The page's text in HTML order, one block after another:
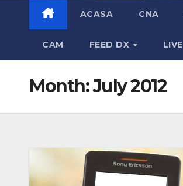
ACASA CNA
CAM FEED DX LIVE
Month:July 2012